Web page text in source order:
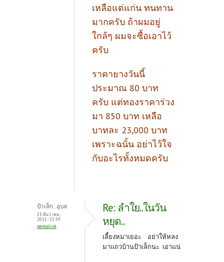
เหลือแต่แก่น ทนทาน
มากครับ ถ้าผมอยู่
ใกล้ๆ ผมจะซื้อเอาไว้
ครับ
ราคายางวันนี้
ประมาณ 80 บาท
ครับ แต่ทองราคาร่วง
มา 850 บาท เหลือ
บาทละ 23,000 บาท
เพราะฉนั้น อย่าไว้ใจ
กับอะไรทั้งหมดครับ
ป้าเล็ก..อุบล
15 ธันวาคม,
2011 - 21:39
permalink
Re: ลำใย..ในวัน
หยุด..
เลี้ยงหมาเยอะ อย่าให้หลง
มาแถวบ้านป้าเล็กนะ เอาแน่